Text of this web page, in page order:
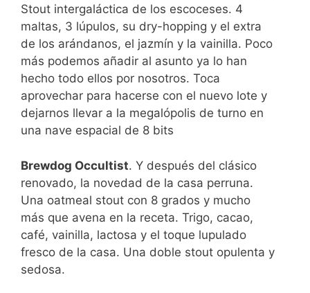
Stout intergaláctica de los escoceses. 4
maltas, 3 lúpulos, su dry-hopping y el extra
de los arándanos, el jazmín y la vainilla. Poco
más podemos añadir al asunto ya lo han
hecho todo ellos por nosotros. Toca
aprovechar para hacerse con el nuevo lote y
dejarnos llevar a la megalópolis de turno en
una nave espacial de 8 bits
Brewdog Occultist. Y después del clásico
renovado, la novedad de la casa perruna.
Una oatmeal stout con 8 grados y mucho
más que avena en la receta. Trigo, cacao,
café, vainilla, lactosa y el toque lupulado
fresco de la casa. Una doble stout opulenta y
sedosa.